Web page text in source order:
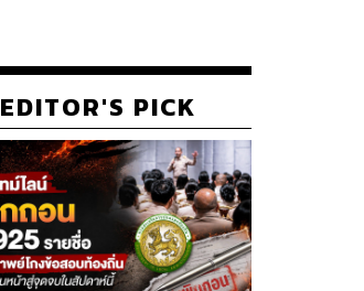
EDITOR'S PICK